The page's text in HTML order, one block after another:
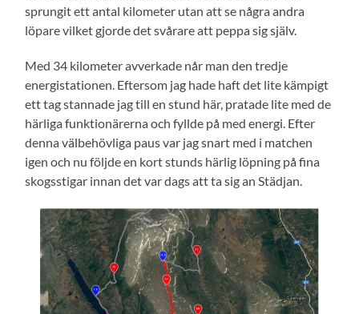
sprungit ett antal kilometer utan att se några andra
löpare vilket gjorde det svårare att peppa sig själv.
Med 34 kilometer avverkade når man den tredje
energistationen. Eftersom jag hade haft det lite kämpigt
ett tag stannade jag till en stund här, pratade lite med de
härliga funktionärerna och fyllde på med energi. Efter
denna välbehövliga paus var jag snart med i matchen
igen och nu följde en kort stunds härlig löpning på fina
skogsstigar innan det var dags att ta sig an Städjan.